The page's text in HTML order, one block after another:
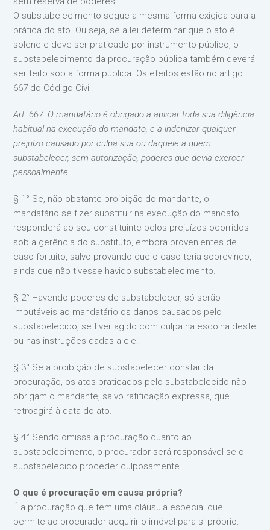
O substabelecimento segue a mesma forma exigida para a
prática do ato. Ou seja, se a lei determinar que o ato é
solene e deve ser praticado por instrumento público, o
substabelecimento da procuração pública também deverá
ser feito sob a forma pública. Os efeitos estão no artigo
667 do Código Civil:
Art. 667. O mandatário é obrigado a aplicar toda sua diligência
habitual na execução do mandato, e a indenizar qualquer
prejuízo causado por culpa sua ou daquele a quem
substabelecer, sem autorização, poderes que devia exercer
pessoalmente.
§ 1° Se, não obstante proibição do mandante, o
mandatário se fizer substituir na execução do mandato,
responderá ao seu constituinte pelos prejuízos ocorridos
sob a gerência do substituto, embora provenientes de
caso fortuito, salvo provando que o caso teria sobrevindo,
ainda que não tivesse havido substabelecimento.
§ 2° Havendo poderes de substabelecer, só serão
imputáveis ao mandatário os danos causados pelo
substabelecido, se tiver agido com culpa na escolha deste
ou nas instruções dadas a ele.
§ 3° Se a proibição de substabelecer constar da
procuração, os atos praticados pelo substabelecido não
obrigam o mandante, salvo ratificação expressa, que
retroagirá à data do ato.
§ 4° Sendo omissa a procuração quanto ao
substabelecimento, o procurador será responsável se o
substabelecido proceder culposamente.
O que é procuração em causa própria?
É a procuração que tem uma cláusula especial que
permite ao procurador adquirir o imóvel para si próprio.